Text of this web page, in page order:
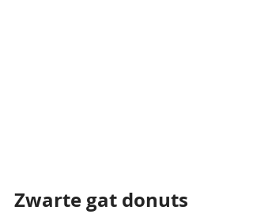
Zwarte gat donuts